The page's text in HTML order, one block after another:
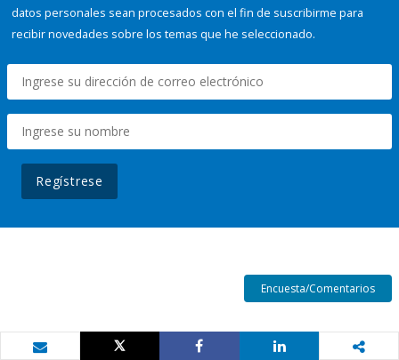
datos personales sean procesados con el fin de suscribirme para
recibir novedades sobre los temas que he seleccionado.
Regístrese
Encuesta/Comentarios